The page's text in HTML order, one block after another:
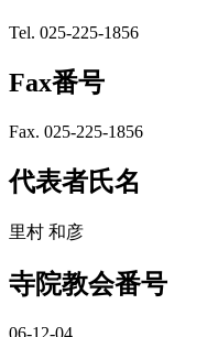
Tel. 025-225-1856
Fax番号
Fax. 025-225-1856
代表者氏名
里村 和彦
寺院教会番号
06-12-04